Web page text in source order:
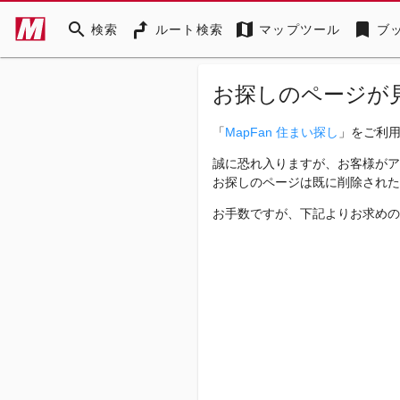
search 検索 ルート検索 map マップツール bookmark ブ
お探しのページが
「MapFan 住まい探し 」をご利
誠に恐れ入りますが、お客様が
お探しのページは既に削除され
お手数ですが、下記よりお求め